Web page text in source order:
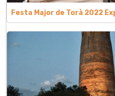
Festa Major de Torà 2022